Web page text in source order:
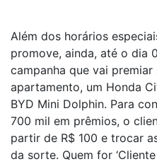
Além dos horários
promove, ainda, até o dia
campanha que vai
apartamento, um Honda
BYD Mini Dolphin. Para
700 mil em prêmios, o
partir de R$ 100 e trocar
da sorte. Quem for ‘Cliente